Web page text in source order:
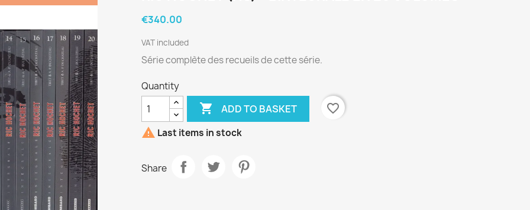
€340.00
VAT included
Série complète des recueils de cette série.
Quantity
 ADD TO BASKET
favorite_border
 Last items in stock
Share